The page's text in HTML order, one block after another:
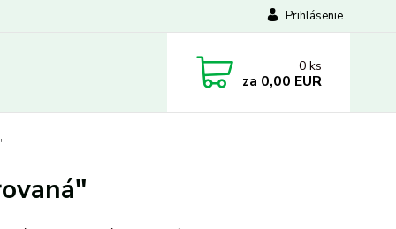
Prihlásenie
0 ks
za 0,00 EUR